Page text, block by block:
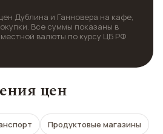
Дублина и Ганновера на кафе,
Все суммы показаны в
валюты по курсу ЦБ РФ
цен
Продуктовые магазины